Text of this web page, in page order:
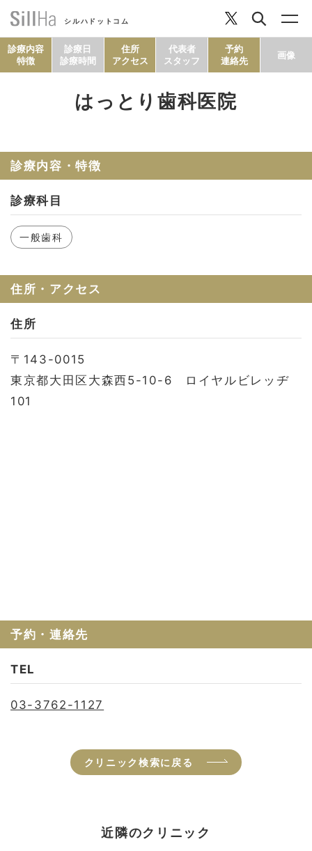
シルハドットコム
診療内容
特徴
診療日
診療時間
住所
アクセス
代表者
スタッフ
予約
連絡先
画像
はっとり歯科医院
診療内容・特徴
診療科目
一般歯科
住所・アクセス
住所
〒143-0015
東京都大田区大森西5-10-6 ロイヤルビレッヂ
101
予約・連絡先
TEL
03-3762-1127
クリニック検索に戻る
近隣のクリニック